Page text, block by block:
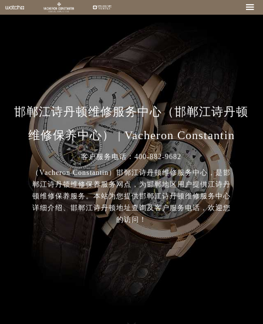

邯郸江诗丹顿维修服务中心（邯郸江诗丹顿
维修保养中心） | Vacheron Constantin
客户服务电话：400-882-9682
（Vacheron Constantin）邯郸江诗丹顿维修服务中心，是邯
郸江诗丹顿维修保养服务网点，为邯郸地区用户提供江诗丹
顿维修保养服务。本站为您提供邯郸江诗丹顿维修服务中心
详细介绍、邯郸江诗丹顿地址查询及客户服务电话，欢迎您
的访问！